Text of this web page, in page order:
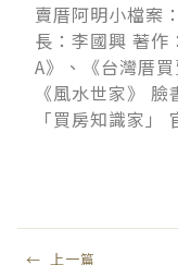
賣厝阿明小檔案
長：李國興 著作
A》、《台灣厝
《風水世家》
「買房知識家」
← 上一篇